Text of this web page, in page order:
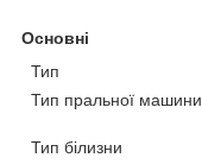
Основні
Тип
Тип пральної машини
Тип білизни